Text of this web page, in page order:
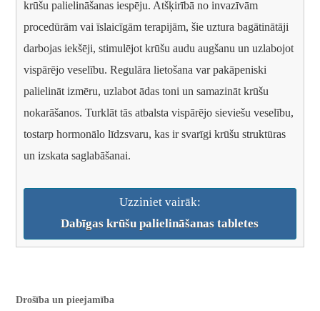
krūšu palielināšanas iespēju. Atšķirībā no invazīvām
procedūrām vai īslaicīgām terapijām, šie uztura bagātinātāji
darbojas iekšēji, stimulējot krūšu audu augšanu un uzlabojot
vispārējo veselību. Regulāra lietošana var pakāpeniski
palielināt izmēru, uzlabot ādas toni un samazināt krūšu
nokarāšanos. Turklāt tās atbalsta vispārējo sieviešu veselību,
tostarp hormonālo līdzsvaru, kas ir svarīgi krūšu struktūras
un izskata saglabāšanai.
Uzziniet vairāk:
Dabīgas krūšu palielināšanas tabletes
Drošība un pieejamība